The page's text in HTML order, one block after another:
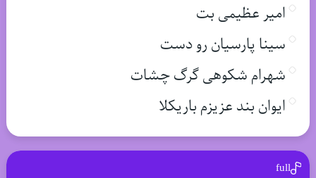
امیر عظیمی بت
سینا پارسیان رو دست
شهرام شکوهی گرگ چشات
ایوان بند عزیزم باریکلا
full